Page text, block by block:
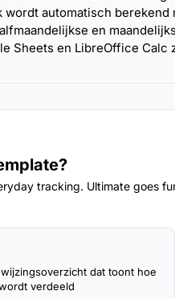
automatisch
en
Sheets en LibreOffice Calc
tracking. Ultimate goes
dat toont hoe
verdeeld